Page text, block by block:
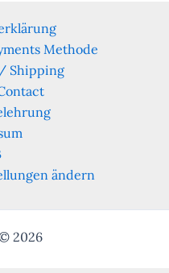
Methode
Shipping
ändern
2026